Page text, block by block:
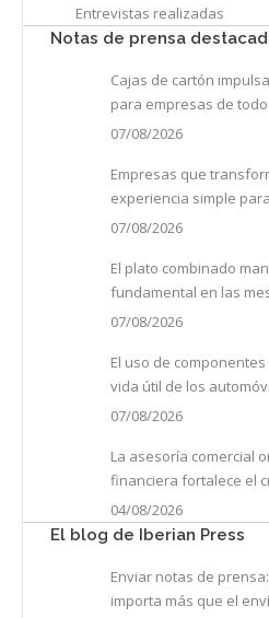
Entrevistas realizadas
Notas de prensa
Cajas de cartón
para empresas de
07/08/2026
Empresas que
experiencia simple
07/08/2026
El plato combinado
fundamental en las
07/08/2026
El uso de
vida útil de los
07/08/2026
La asesoría comercial
financiera fortalece el
04/08/2026
El blog de Iberian Press
Enviar notas de
importa más que el